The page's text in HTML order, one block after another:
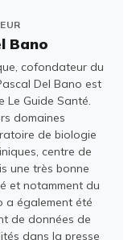
Bano
cofondateur du
Del Bano est
Le Guide Santé.
domaines
de biologie
centre de
une très bonne
et notamment du
a également été
de données de
dans la presse